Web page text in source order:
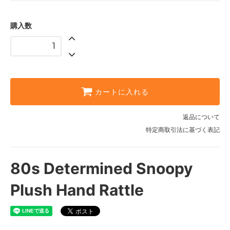
購入数
カートに入れる
返品について
特定商取引法に基づく表記
80s Determined Snoopy
Plush Hand Rattle